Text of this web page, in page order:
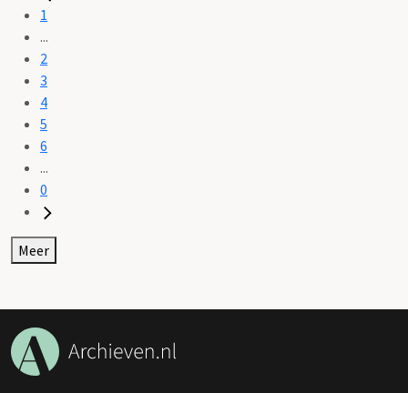
1
...
2
3
4
5
6
...
0
Meer